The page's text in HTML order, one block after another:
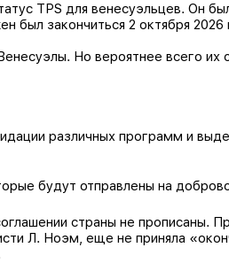
TPS для венесуэльцев. Он
был закончиться 2 октября 2026
Но вероятнее всего их
различных программ и
будут отправлены на
страны не прописаны.
Л. Ноэм, еще не приняла